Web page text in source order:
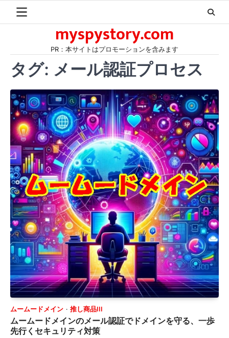
myspystory.com
PR：本サイトはプロモーションを含みます
タグ: メール認証プロセス
ムームードメイン 推し商品III
ムームードメインのメール認証でドメインを守る、一歩
先行くセキュリティ対策